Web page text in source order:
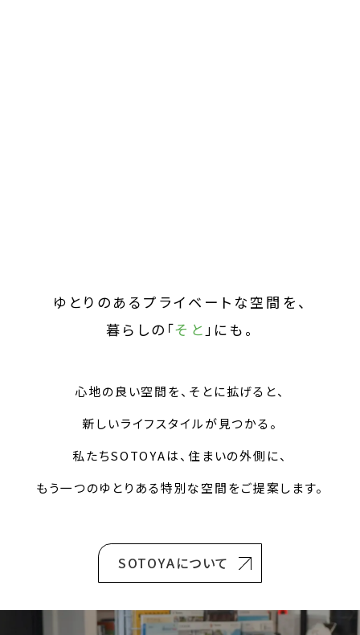
ゆとりのあるプライベートな空間を、
暮らしの「そと 」にも。
心地の良い空間を、そとに拡げると、
新しいライフスタイルが見つかる。
私たちSOTOYAは、住まいの外側に、
もう一つのゆとりある特別な空間をご提案します。
SOTOYAについて